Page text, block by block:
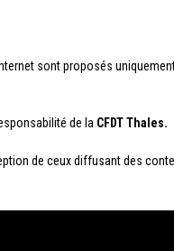
sont proposés
de la CFDTThales.
de ceux diffusant des